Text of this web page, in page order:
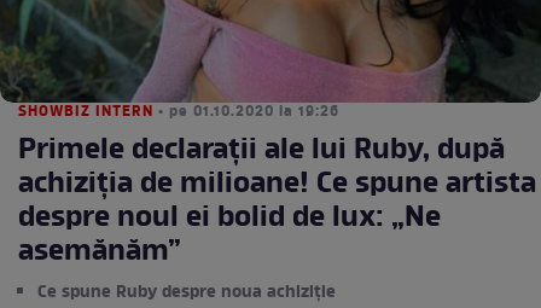
SHOWBIZ INTERN • pe 01.10.2020 la 19:26
Primele declarații ale lui Ruby, după
achiziția de milioane! Ce spune artista
despre noul ei bolid de lux: „Ne
asemănăm”
Ce spune Ruby despre noua achiziție